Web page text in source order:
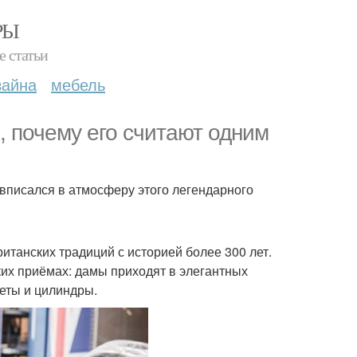
статьи
мебель
его считают одним
в атмосферу этого легендарного
традиций с историей более 300 лет.
приёмах: дамы приходят в элегантных
и цилиндры.